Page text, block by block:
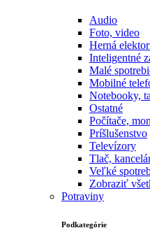
Audio
Foto, video
Herná
Inteligentné
Malé
Mobilné
Notebooky,
Ostatné
Počítače,
Príšlušenstvo
Televízory
Tlač,
Veľké
Zobraziť
Potraviny
Podkategórie